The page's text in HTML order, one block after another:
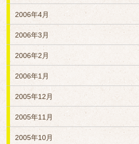
2006年4月
2006年3月
2006年2月
2006年1月
2005年12月
2005年11月
2005年10月